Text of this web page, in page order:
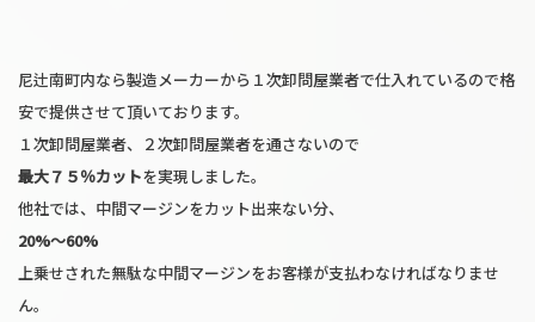
尼辻南町内なら製造メーカーから１次卸問屋業者で仕入れているので格
安で提供させて頂いております。
１次卸問屋業者、２次卸問屋業者を通さないので
最大７５％カットを実現しました。
他社では、中間マージンをカット出来ない分、
20%〜60%
上乗せされた無駄な中間マージンをお客様が支払わなければなりませ
ん。